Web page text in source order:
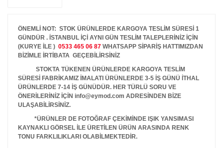
ÖNEMLİ NOT: STOK ÜRÜNLERDE KARGOYA TESLİM SÜRESİ 1
GÜNDÜR . İSTANBUL İÇİ AYNI GÜN TESLİM TALEPLERİNİZ İÇİN
(KURYE İLE ) 0533 465 06 87 WHATSAPP SİPARİŞ HATTIMIZDAN
BİZİMLE İRTİBATA GEÇEBİLİRSİNİZ
STOKTA TÜKENEN ÜRÜNLERDE KARGOYA TESLİM
SÜRESİ FABRİKAMIZ İMALATI ÜRÜNLERDE 3-5 İŞ GÜNÜ İTHAL
ÜRÜNLERDE 7-14 İŞ GÜNÜDÜR. HER TÜRLÜ SORU VE
ÖNERİLERİNİZ İÇİN info@eymod.com ADRESİNDEN BİZE
ULAŞABİLİRSİNİZ.
*ÜRÜNLER DE FOTOĞRAF ÇEKİMİNDE IŞIK YANSIMASI
KAYNAKLI GÖRSEL İLE ÜRETİLEN ÜRÜN ARASINDA RENK
TONU FARKLILIKLARI OLABİLMEKTEDİR.